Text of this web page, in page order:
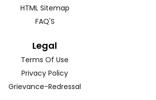
HTML Sitemap
FAQ'S
Legal
Terms Of Use
Privacy Policy
Grievance-Redressal